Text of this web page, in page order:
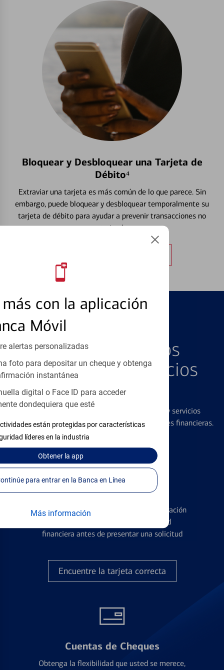
con la aplicación
Móvil
alertas personalizadas
foto para depositar un cheque y obtenga
instantánea
digital o Face ID para acceder
dondequiera que esté
están protegidas por características
líderes en la industria
Obtenerla app
Continúe para entrar en la Banca en Línea
Más información
Bloquear y Desbloquear una Tarjeta de
Débito⁴
Extraviar una tarjeta es más común de lo que parece. Sin
embargo, puede bloquear y desbloquear temporalmente su
tarjeta de débito para ayudar a prevenir transacciones no
autorizadas.
Explore Nuestros
Productos y Servicios
Destacados
Ofrecemos una amplia gama de productos y servicios
diseñados para ayudar con todas sus necesidades financieras.
Tarjetas de Crédito
Conozca los pormenores de la administración
de tarjetas de crédito y la identidad
financiera antes de presentar una solicitud
Encuentre la tarjeta correcta
Cuentas de Cheques
Obtenga la flexibilidad que usted se merece,